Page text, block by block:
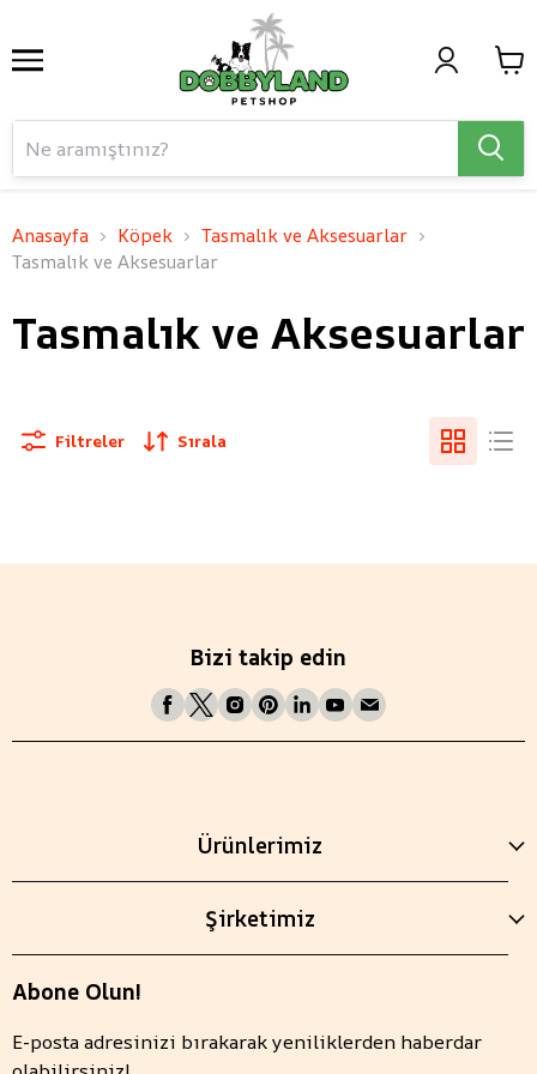
Anasayfa Köpek
Tasmalık ve Aksesuarlar
Tasmalık ve Aksesuarlar
Tasmalık ve Aksesuarlar
Filtreler Sırala
Bizi takip edin
Ürünlerimiz
Şirketimiz
Abone Olun!
E-posta adresinizi bırakarak yeniliklerden haberdar